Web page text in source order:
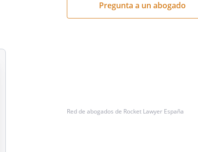
Red de abogados de Rocket Lawyer España